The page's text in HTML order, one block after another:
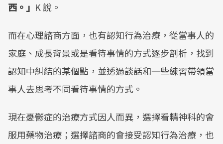
西。」 K 說。
而在心理諮商方面，也有認知行為治療，從當事人的
家庭、成長背景或是看待事情的方式逐步剖析，找到
認知中糾結的某個點，並透過談話和一些練習帶領當
事人去思考不同看待事情的方式。
現在憂鬱症的治療方式因人而異，選擇看精神科的會
服用藥物治療；選擇諮商的會接受認知行為治療，也